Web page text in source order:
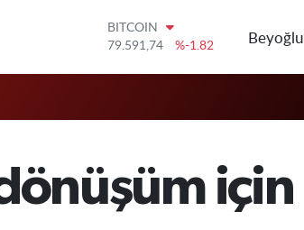
DOLAR
45,43620
%0.02
61,60380
%0.18
BİST100
14.598,00
Beyoğlu
için